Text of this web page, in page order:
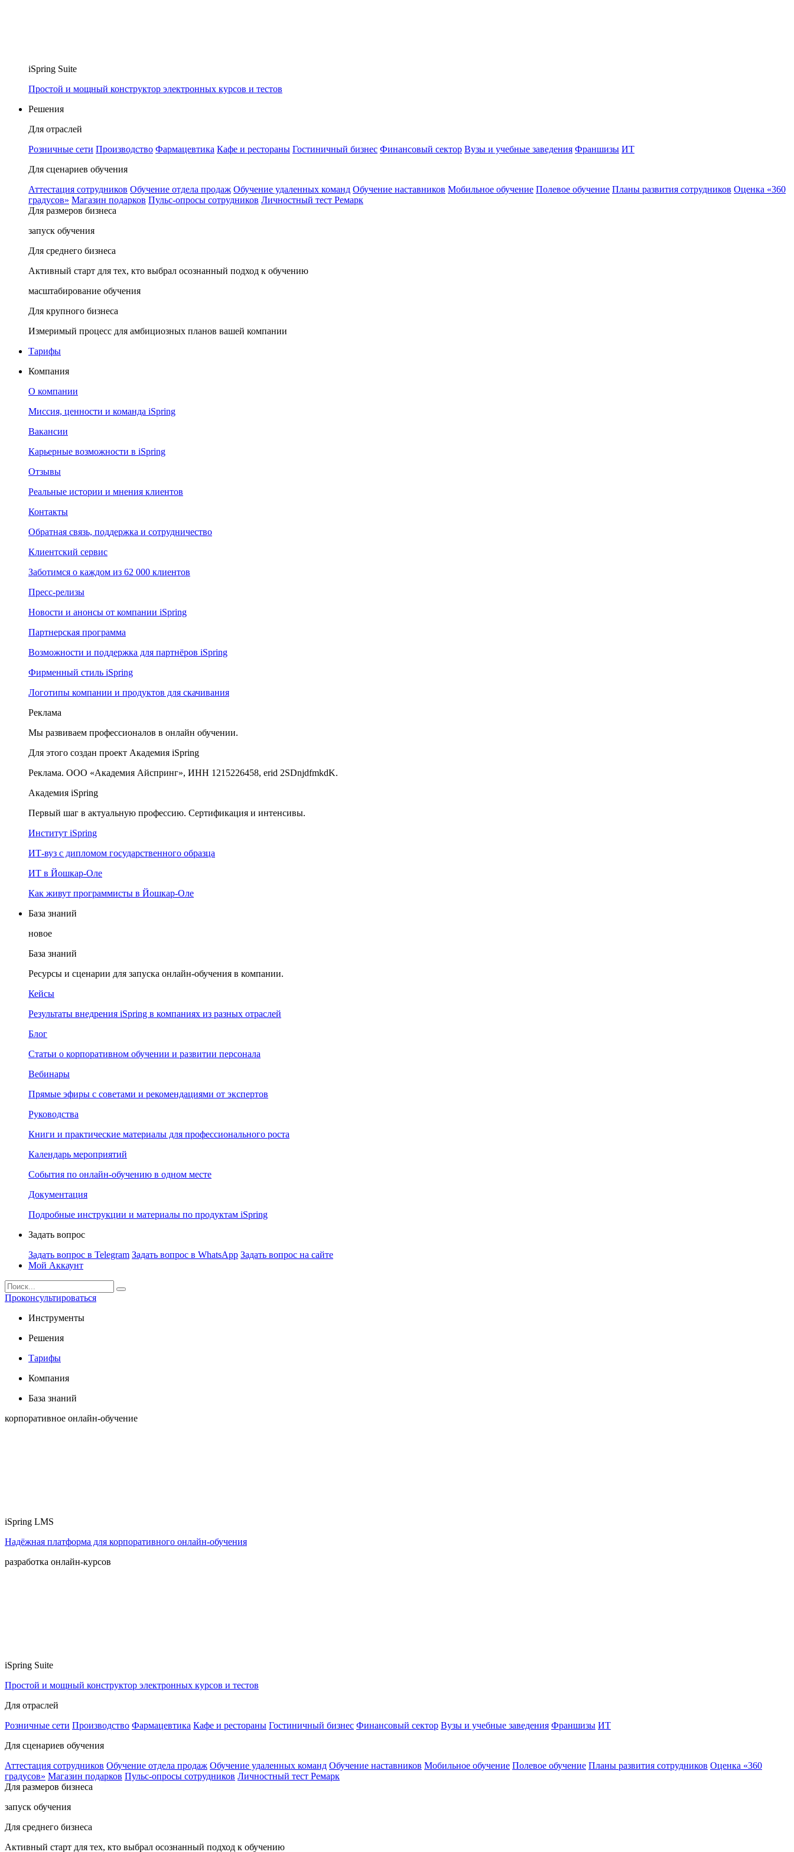
iSpring Suite
Простой и мощный конструктор электронных курсов и тестов
Решения
Для отраслей
Розничные сети Производство Фармацевтика Кафе и рестораны Гостиничный бизнес Финансовый сектор Вузы и учебные заведения Франшизы ИТ
Для сценариев обучения
Аттестация сотрудников Обучение отдела продаж Обучение удаленных команд Обучение наставников Мобильное обучение Полевое обучение Планы развития сотрудников Оценка «360
градусов» Магазин подарков Пульс-опросы сотрудников Личностный тест Ремарк
Для размеров бизнеса
запуск обучения
Для среднего бизнеса
Активный старт для тех, кто выбрал осознанный подход к обучению
масштабирование обучения
Для крупного бизнеса
Измеримый процесс для амбициозных планов вашей компании
Тарифы
Компания
О компании
Миссия, ценности и команда iSpring
Вакансии
Карьерные возможности в iSpring
Отзывы
Реальные истории и мнения клиентов
Контакты
Обратная связь, поддержка и сотрудничество
Клиентский сервис
Заботимся о каждом из 62 000 клиентов
Пресс-релизы
Новости и анонсы от компании iSpring
Партнерская программа
Возможности и поддержка для партнёров iSpring
Фирменный стиль iSpring
Логотипы компании и продуктов для скачивания
Реклама
Мы развиваем профессионалов в онлайн обучении.
Для этого создан проект Академия iSpring
Реклама. ООО «Академия Айспринг», ИНН 1215226458, erid 2SDnjdfmkdK.
Академия iSpring
Первый шаг в актуальную профессию. Сертификация и интенсивы.
Институт iSpring
ИТ-вуз с дипломом государственного образца
ИТ в Йошкар-Оле
Как живут программисты в Йошкар‑Оле
База знаний
новое
База знаний
Ресурсы и сценарии для запуска онлайн-обучения в компании.
Кейсы
Результаты внедрения iSpring в компаниях из разных отраслей
Блог
Статьи о корпоративном обучении и развитии персонала
Вебинары
Прямые эфиры с советами и рекомендациями от экспертов
Руководства
Книги и практические материалы для профессионального роста
Календарь мероприятий
События по онлайн-обучению в одном месте
Документация
Подробные инструкции и материалы по продуктам iSpring
Задать вопрос
Задать вопрос в Telegram Задать вопрос в WhatsApp Задать вопрос на сайте
Мой Аккаунт
Проконсультироваться
Инструменты
Решения
Тарифы
Компания
База знаний
корпоративное онлайн-обучение
iSpring LMS
Надёжная платформа для корпоративного онлайн‑обучения
разработка онлайн-курсов
iSpring Suite
Простой и мощный конструктор электронных курсов и тестов
Для отраслей
Розничные сети Производство Фармацевтика Кафе и рестораны Гостиничный бизнес Финансовый сектор Вузы и учебные заведения Франшизы ИТ
Для сценариев обучения
Аттестация сотрудников Обучение отдела продаж Обучение удаленных команд Обучение наставников Мобильное обучение Полевое обучение Планы развития сотрудников Оценка «360
градусов» Магазин подарков Пульс-опросы сотрудников Личностный тест Ремарк
Для размеров бизнеса
запуск обучения
Для среднего бизнеса
Активный старт для тех, кто выбрал осознанный подход к обучению